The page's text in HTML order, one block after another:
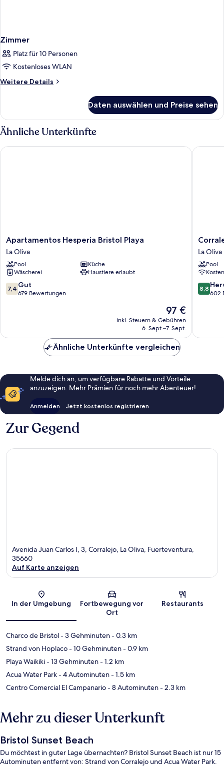
Zimmer
Platz für 10 Personen
Kostenloses WLAN
Weitere Details
Weitere
Daten auswählen und Preise sehen
Ähnliche Unterkünfte
Apartamentos
Hesperia
Bristol
Playa
La
Oliva
Apartamentos Hesperia Bristol Playa
La Oliva
Pool
Küche
Wäscherei
Haustiere erlaubt
7.4
von
7,4 Gut
679 Bewertungen
Der
Preis
beträgt
97 €
inkl. Steuern & Gebühren
6. Sept.–7. Sept.
Apartamentos Hesperia Bristol Playa
Surfing
Colors
La
Oliva
La Oliva
Pool
8.8
von
8,8
602
Ähnliche Unterkünfte vergleichen
Melde dich an, um verfügbare Rabatte und Vorteile
anzuzeigen. Mehr Prämien für noch mehr Abenteuer!
Anmelden Jetzt kostenlos registrieren
Zur Gegend
Avenida Juan Carlos I, 3, Corralejo, La Oliva, Fuerteventura,
35660
Auf Karte anzeigen
In der Umgebung
Fortbewegung vor
Ort
Restaurants
Charco de Bristol- 3 Gehminuten- 0.3 km
Strand von Hoplaco- 10 Gehminuten- 0.9 km
Playa Waikiki- 13 Gehminuten- 1.2 km
Acua Water Park- 4 Autominuten- 1.5 km
Centro Comercial El Campanario- 8 Autominuten- 2.3 km
Mehr zu dieser Unterkunft
Bristol Sunset Beach
Du möchtest in guter Lage übernachten? Bristol Sunset Beach ist nur 15
Autominuten entfernt von: Strand von Corralejo und Acua Water Park.